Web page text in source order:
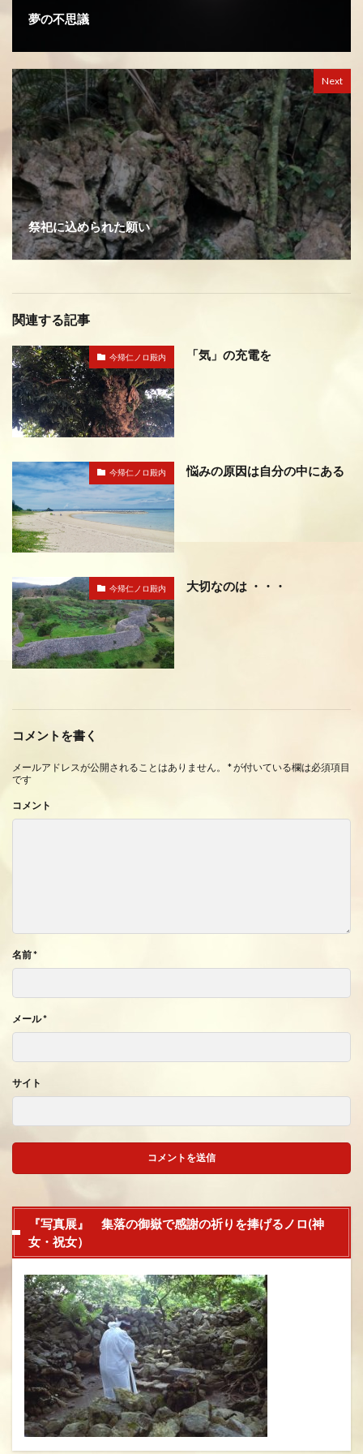
夢の不思議
Next
祭祀に込められた願い
関連する記事
今帰仁ノロ殿内 「気」の充電を
今帰仁ノロ殿内 悩みの原因は自分の中にある
今帰仁ノロ殿内 大切なのは ・・・
コメントを書く
メールアドレスが公開されることはありません。 *が付いている欄は必須項目
です
コメント
名前*
メール*
サイト
『写真展』 集落の御嶽で感謝の祈りを捧げるノロ(神
女・祝女）